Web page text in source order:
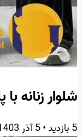
شلوار زنانه
5 بازدید •5 آذر 1403